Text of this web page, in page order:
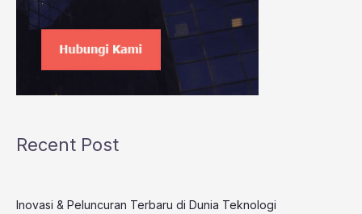
Recent Post
Inovasi & Peluncuran Terbaru di Dunia Teknologi